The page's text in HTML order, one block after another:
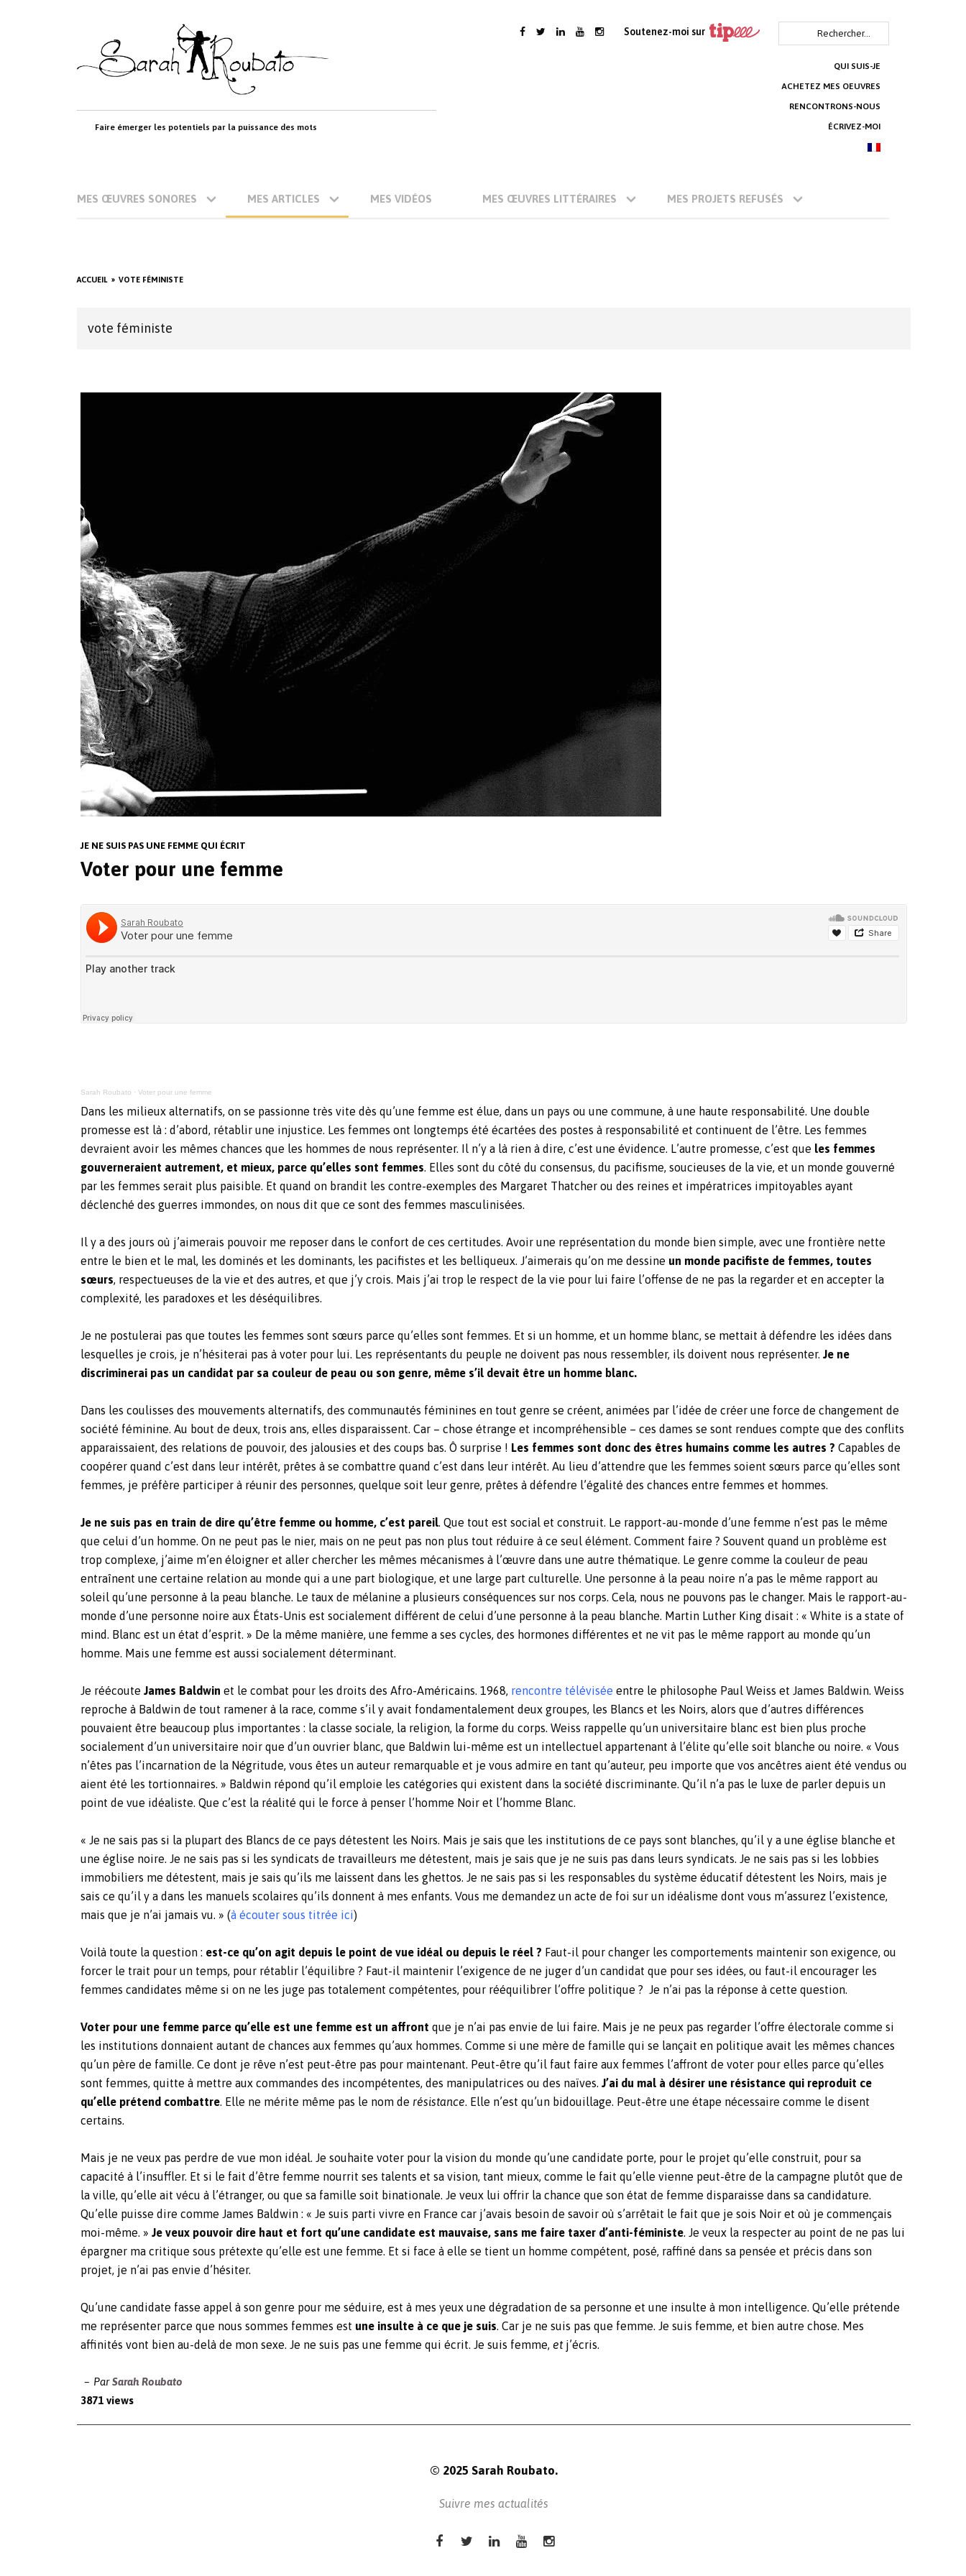
content
Faire émerger les potentiels par la puissance des mots
Soutenez-moi sur Rechercher :
QUI SUIS-JE
ACHETEZ MES OEUVRES
RENCONTRONS-NOUS
ÉCRIVEZ-MOI
MES ŒUVRES SONORES MES ARTICLES MES VIDÉOS MES ŒUVRES LITTÉRAIRES MES PROJETS REFUSÉS
ACCUEIL VOTE FÉMINISTE
vote féministe
JE NE SUIS PAS UNE FEMME QUI ÉCRIT
Voter pour une femme
Sarah Roubato · Voter pour une femme
Dans les milieux alternatifs, on se passionne très vite dès qu’une femme est élue, dans un pays ou une commune, à une haute responsabilité. Une double
promesse est là : d’abord, rétablir une injustice. Les femmes ont longtemps été écartées des postes à responsabilité et continuent de l’être. Les femmes
devraient avoir les mêmes chances que les hommes de nous représenter. Il n’y a là rien à dire, c’est une évidence. L’autre promesse, c’est que les femmes
gouverneraient autrement, et mieux, parce qu’elles sont femmes. Elles sont du côté du consensus, du pacifisme, soucieuses de la vie, et un monde gouverné
par les femmes serait plus paisible. Et quand on brandit les contre-exemples des Margaret Thatcher ou des reines et impératrices impitoyables ayant
déclenché des guerres immondes, on nous dit que ce sont des femmes masculinisées.
Il y a des jours où j’aimerais pouvoir me reposer dans le confort de ces certitudes. Avoir une représentation du monde bien simple, avec une frontière nette
entre le bien et le mal, les dominés et les dominants, les pacifistes et les belliqueux. J’aimerais qu’on me dessine un monde pacifiste de femmes, toutes
sœurs, respectueuses de la vie et des autres, et que j’y crois. Mais j’ai trop le respect de la vie pour lui faire l’offense de ne pas la regarder et en accepter la
complexité, les paradoxes et les déséquilibres.
Je ne postulerai pas que toutes les femmes sont sœurs parce qu’elles sont femmes. Et si un homme, et un homme blanc, se mettait à défendre les idées dans
lesquelles je crois, je n’hésiterai pas à voter pour lui. Les représentants du peuple ne doivent pas nous ressembler, ils doivent nous représenter. Je ne
discriminerai pas un candidat par sa couleur de peau ou son genre, même s’il devait être un homme blanc.
Dans les coulisses des mouvements alternatifs, des communautés féminines en tout genre se créent, animées par l’idée de créer une force de changement de
société féminine. Au bout de deux, trois ans, elles disparaissent. Car – chose étrange et incompréhensible – ces dames se sont rendues compte que des conflits
apparaissaient, des relations de pouvoir, des jalousies et des coups bas. Ô surprise ! Les femmes sont donc des êtres humains comme les autres ? Capables de
coopérer quand c’est dans leur intérêt, prêtes à se combattre quand c’est dans leur intérêt. Au lieu d’attendre que les femmes soient sœurs parce qu’elles sont
femmes, je préfère participer à réunir des personnes, quelque soit leur genre, prêtes à défendre l’égalité des chances entre femmes et hommes.
Je ne suis pas en train de dire qu’être femme ou homme, c’est pareil. Que tout est social et construit. Le rapport-au-monde d’une femme n’est pas le même
que celui d’un homme. On ne peut pas le nier, mais on ne peut pas non plus tout réduire à ce seul élément. Comment faire ? Souvent quand un problème est
trop complexe, j’aime m’en éloigner et aller chercher les mêmes mécanismes à l’œuvre dans une autre thématique. Le genre comme la couleur de peau
entraînent une certaine relation au monde qui a une part biologique, et une large part culturelle. Une personne à la peau noire n’a pas le même rapport au
soleil qu’une personne à la peau blanche. Le taux de mélanine a plusieurs conséquences sur nos corps. Cela, nous ne pouvons pas le changer. Mais le rapport-au-
monde d’une personne noire aux États-Unis est socialement différent de celui d’une personne à la peau blanche. Martin Luther King disait : « White is a state of
mind. Blanc est un état d’esprit. » De la même manière, une femme a ses cycles, des hormones différentes et ne vit pas le même rapport au monde qu’un
homme. Mais une femme est aussi socialement déterminant.
Je réécoute James Baldwin et le combat pour les droits des Afro-Américains. 1968, rencontre télévisée entre le philosophe Paul Weiss et James Baldwin. Weiss
reproche à Baldwin de tout ramener à la race, comme s’il y avait fondamentalement deux groupes, les Blancs et les Noirs, alors que d’autres différences
pouvaient être beaucoup plus importantes : la classe sociale, la religion, la forme du corps. Weiss rappelle qu’un universitaire blanc est bien plus proche
socialement d’un universitaire noir que d’un ouvrier blanc, que Baldwin lui-même est un intellectuel appartenant à l’élite qu’elle soit blanche ou noire. « Vous
n’êtes pas l’incarnation de la Négritude, vous êtes un auteur remarquable et je vous admire en tant qu’auteur, peu importe que vos ancêtres aient été vendus ou
aient été les tortionnaires. » Baldwin répond qu’il emploie les catégories qui existent dans la société discriminante. Qu’il n’a pas le luxe de parler depuis un
point de vue idéaliste. Que c’est la réalité qui le force à penser l’homme Noir et l’homme Blanc.
« Je ne sais pas si la plupart des Blancs de ce pays détestent les Noirs. Mais je sais que les institutions de ce pays sont blanches, qu’il y a une église blanche et
une église noire. Je ne sais pas si les syndicats de travailleurs me détestent, mais je sais que je ne suis pas dans leurs syndicats. Je ne sais pas si les lobbies
immobiliers me détestent, mais je sais qu’ils me laissent dans les ghettos. Je ne sais pas si les responsables du système éducatif détestent les Noirs, mais je
sais ce qu’il y a dans les manuels scolaires qu’ils donnent à mes enfants. Vous me demandez un acte de foi sur un idéalisme dont vous m’assurez l’existence,
mais que je n’ai jamais vu. » (à écouter sous titrée ici)
Voilà toute la question : est-ce qu’on agit depuis le point de vue idéal ou depuis le réel ? Faut-il pour changer les comportements maintenir son exigence, ou
forcer le trait pour un temps, pour rétablir l’équilibre ? Faut-il maintenir l’exigence de ne juger d’un candidat que pour ses idées, ou faut-il encourager les
femmes candidates même si on ne les juge pas totalement compétentes, pour rééquilibrer l’offre politique ? Je n’ai pas la réponse à cette question.
Voter pour une femme parce qu’elle est une femme est un affront que je n’ai pas envie de lui faire. Mais je ne peux pas regarder l’offre électorale comme si
les institutions donnaient autant de chances aux femmes qu’aux hommes. Comme si une mère de famille qui se lançait en politique avait les mêmes chances
qu’un père de famille. Ce dont je rêve n’est peut-être pas pour maintenant. Peut-être qu’il faut faire aux femmes l’affront de voter pour elles parce qu’elles
sont femmes, quitte à mettre aux commandes des incompétentes, des manipulatrices ou des naïves. J’ai du mal à désirer une résistance qui reproduit ce
qu’elle prétend combattre. Elle ne mérite même pas le nom de résistance. Elle n’est qu’un bidouillage. Peut-être une étape nécessaire comme le disent
certains.
Mais je ne veux pas perdre de vue mon idéal. Je souhaite voter pour la vision du monde qu’une candidate porte, pour le projet qu’elle construit, pour sa
capacité à l’insuffler. Et si le fait d’être femme nourrit ses talents et sa vision, tant mieux, comme le fait qu’elle vienne peut-être de la campagne plutôt que de
la ville, qu’elle ait vécu à l’étranger, ou que sa famille soit binationale. Je veux lui offrir la chance que son état de femme disparaisse dans sa candidature.
Qu’elle puisse dire comme James Baldwin : « Je suis parti vivre en France car j’avais besoin de savoir où s’arrêtait le fait que je sois Noir et où je commençais
moi-même. » Je veux pouvoir dire haut et fort qu’une candidate est mauvaise, sans me faire taxer d’anti-féministe. Je veux la respecter au point de ne pas lui
épargner ma critique sous prétexte qu’elle est une femme. Et si face à elle se tient un homme compétent, posé, raffiné dans sa pensée et précis dans son
projet, je n’ai pas envie d’hésiter.
Qu’une candidate fasse appel à son genre pour me séduire, est à mes yeux une dégradation de sa personne et une insulte à mon intelligence. Qu’elle prétende
me représenter parce que nous sommes femmes est une insulte à ce que je suis. Car je ne suis pas que femme. Je suis femme, et bien autre chose. Mes
affinités vont bien au-delà de mon sexe. Je ne suis pas une femme qui écrit. Je suis femme, et j’écris.
ParSarah Roubato
3871 views
© 2025 Sarah Roubato.
Suivre mes actualités